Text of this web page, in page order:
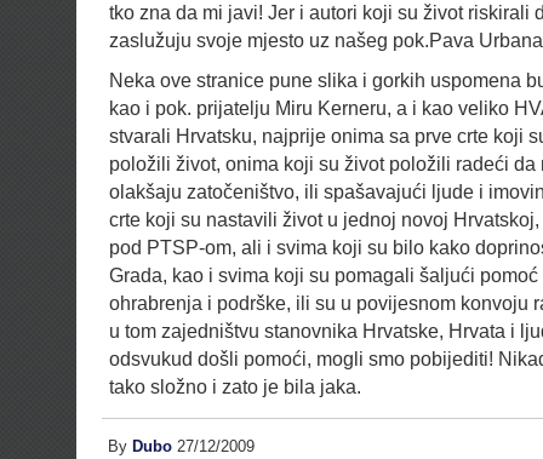
tko zna da mi javi! Jer i autori koji su život riskirali
zaslužuju svoje mjesto uz našeg pok.Pava
Neka ove stranice pune slika i gorkih uspomena
kao i pok. prijatelju Miru Kerneru, a i kao veliko
stvarali Hrvatsku, najprije onima sa prve crte koji
položili život, onima koji su život položili radeći da
olakšaju zatočeništvo, ili spašavajući ljude i
crte koji su nastavili život u jednoj novoj
pod PTSP-om, ali i svima koji su bilo kako
Grada, kao i svima koji su pomagali šaljući
ohrabrenja i podrške, ili su u povijesnom konvoju
u tom zajedništvu stanovnika Hrvatske, Hrvata i
odsvukud došli pomoći, mogli smo pobijediti!
tako složno i zato je bila jaka.
By Dubo 27/12/2009